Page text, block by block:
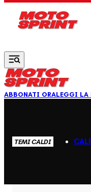
ABBONATI ORALEGGI LA
TEMI CALDI